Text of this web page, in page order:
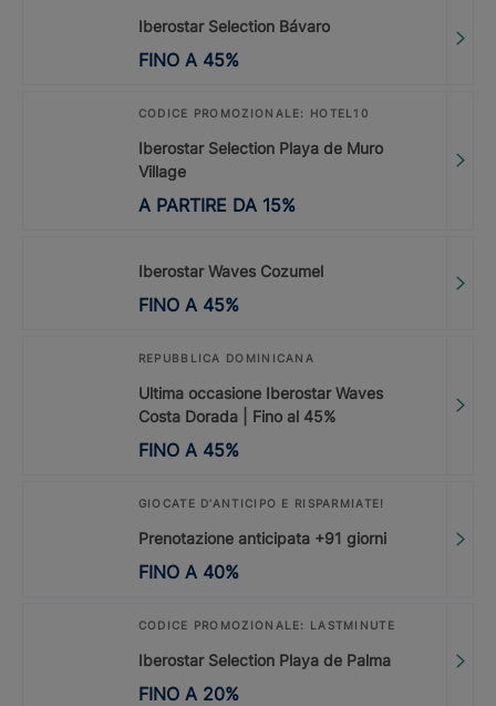
Iberostar Selection Bávaro
FINO A 45%
CODICE PROMOZIONALE: HOTEL10
Iberostar Selection Playa de Muro
Village
A PARTIRE DA 15%
Iberostar Waves Cozumel
FINO A 45%
REPUBBLICA DOMINICANA
Ultima occasione Iberostar Waves
Costa Dorada | Fino al 45%
FINO A 45%
GIOCATE D’ANTICIPO E RISPARMIATE!
Prenotazione anticipata +91 giorni
FINO A 40%
CODICE PROMOZIONALE: LASTMINUTE
Iberostar Selection Playa de Palma
FINO A 20%